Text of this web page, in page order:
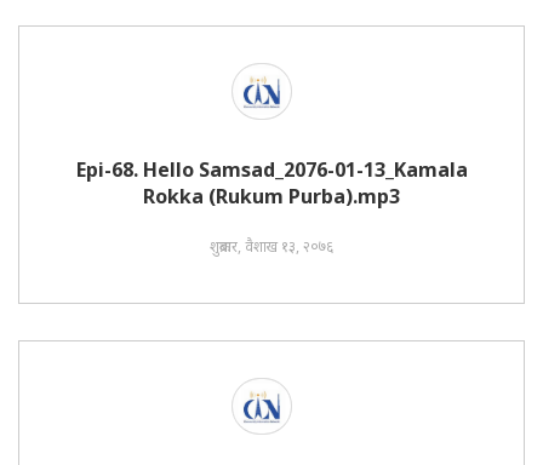
Epi-68. Hello Samsad_2076-01-13_Kamala
Rokka (Rukum Purba).mp3
शुक्रबार, वैशाख १३, २०७६